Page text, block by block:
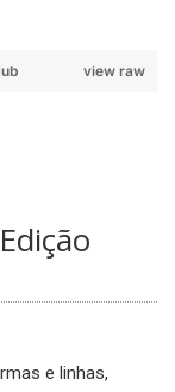
view raw
e linhas,